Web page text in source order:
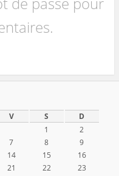
V S D
1
2
7 8
9
14 15
16
21 22
23